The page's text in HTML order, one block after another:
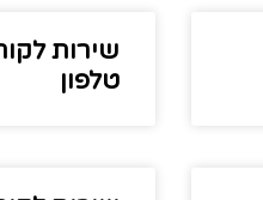
שירות
טלפון